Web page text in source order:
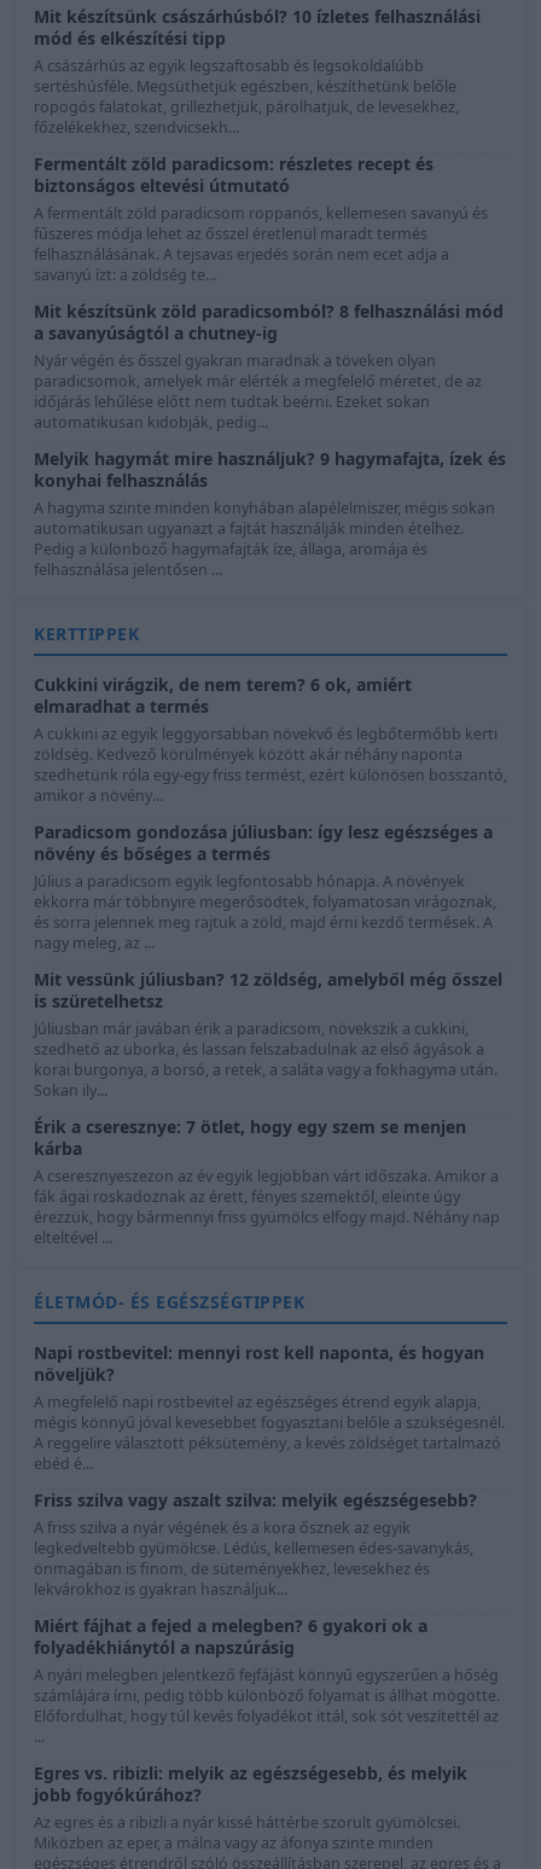
Mit készítsünk császárhúsból? 10 ízletes felhasználási
mód és elkészítési tipp
A császárhús az egyik legszaftosabb és legsokoldalúbb
sertéshúsféle. Megsüthetjük egészben, készíthetünk belőle
ropogós falatokat, grillezhetjük, párolhatjuk, de levesekhez,
főzelékekhez, szendvicsekh...
Fermentált zöld paradicsom: részletes recept és
biztonságos eltevési útmutató
A fermentált zöld paradicsom roppanós, kellemesen savanyú és
fűszeres módja lehet az ősszel éretlenül maradt termés
felhasználásának. A tejsavas erjedés során nem ecet adja a
savanyú ízt: a zöldség te...
Mit készítsünk zöld paradicsomból? 8 felhasználási mód
a savanyúságtól a chutney-ig
Nyár végén és ősszel gyakran maradnak a töveken olyan
paradicsomok, amelyek már elérték a megfelelő méretet, de az
időjárás lehűlése előtt nem tudtak beérni. Ezeket sokan
automatikusan kidobják, pedig...
Melyik hagymát mire használjuk? 9 hagymafajta, ízek és
konyhai felhasználás
A hagyma szinte minden konyhában alapélelmiszer, mégis sokan
automatikusan ugyanazt a fajtát használják minden ételhez.
Pedig a különböző hagymafajták íze, állaga, aromája és
felhasználása jelentősen ...
KERTTIPPEK
Cukkini virágzik, de nem terem? 6 ok, amiért
elmaradhat a termés
A cukkini az egyik leggyorsabban növekvő és legbőtermőbb kerti
zöldség. Kedvező körülmények között akár néhány naponta
szedhetünk róla egy-egy friss termést, ezért különösen bosszantó,
amikor a növény...
Paradicsom gondozása júliusban: így lesz egészséges a
növény és bőséges a termés
Július a paradicsom egyik legfontosabb hónapja. A növények
ekkorra már többnyire megerősödtek, folyamatosan virágoznak,
és sorra jelennek meg rajtuk a zöld, majd érni kezdő termések. A
nagy meleg, az ...
Mit vessünk júliusban? 12 zöldség, amelyből még ősszel
is szüretelhetsz
Júliusban már javában érik a paradicsom, növekszik a cukkini,
szedhető az uborka, és lassan felszabadulnak az első ágyások a
korai burgonya, a borsó, a retek, a saláta vagy a fokhagyma után.
Sokan ily...
Érik a cseresznye: 7 ötlet, hogy egy szem se menjen
kárba
A cseresznyeszezon az év egyik legjobban várt időszaka. Amikor a
fák ágai roskadoznak az érett, fényes szemektől, eleinte úgy
érezzük, hogy bármennyi friss gyümölcs elfogy majd. Néhány nap
elteltével ...
ÉLETMÓD- ÉS EGÉSZSÉGTIPPEK
Napi rostbevitel: mennyi rost kell naponta, és hogyan
növeljük?
A megfelelő napi rostbevitel az egészséges étrend egyik alapja,
mégis könnyű jóval kevesebbet fogyasztani belőle a szükségesnél.
A reggelire választott péksütemény, a kevés zöldséget tartalmazó
ebéd é...
Friss szilva vagy aszalt szilva: melyik egészségesebb?
A friss szilva a nyár végének és a kora ősznek az egyik
legkedveltebb gyümölcse. Lédús, kellemesen édes-savanykás,
önmagában is finom, de süteményekhez, levesekhez és
lekvárokhoz is gyakran használjuk...
Miért fájhat a fejed a melegben? 6 gyakori ok a
folyadékhiánytól a napszúrásig
A nyári melegben jelentkező fejfájást könnyű egyszerűen a hőség
számlájára írni, pedig több különböző folyamat is állhat mögötte.
Előfordulhat, hogy túl kevés folyadékot ittál, sok sót veszítettél az
...
Egres vs. ribizli: melyik az egészségesebb, és melyik
jobb fogyókúrához?
Az egres és a ribizli a nyár kissé háttérbe szorult gyümölcsei.
Miközben az eper, a málna vagy az áfonya szinte minden
egészséges étrendről szóló összeállításban szerepel, az egres és a